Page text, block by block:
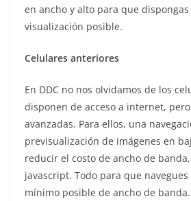
en ancho y alto para que
visualización posible.
Celulares anteriores
En DDC no nos olvidamos de los
disponen de acceso a internet,
avanzadas. Para ellos, una
previsualización de imágenes en
reducir el costo de ancho de
javascript. Todo para que
mínimo posible de ancho de banda.